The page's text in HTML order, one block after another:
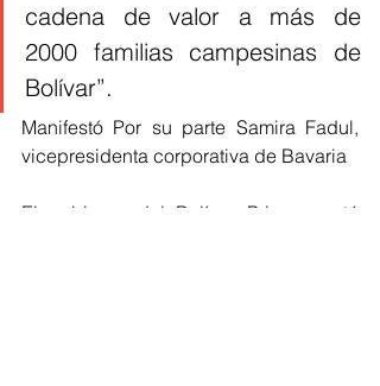
cadena de valor a más de
2000 familias campesinas de
Bolívar”.
Manifestó Por su parte Samira Fadul,
vicepresidenta corporativa de Bavaria
El gobierno del Bolívar Primero está